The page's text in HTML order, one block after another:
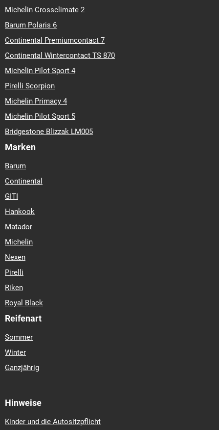
Michelin Crossclimate 2
Barum Polaris 6
Continental Premiumcontact 7
Continental Wintercontact TS 870
Michelin Pilot Sport 4
Pirelli Scorpion
Michelin Primacy 4
Michelin Pilot Sport 5
Bridgestone Blizzak LM005
Marken
Barum
Continental
GITI
Hankook
Matador
Michelin
Nexen
Pirelli
Riken
Royal Black
Reifenart
Sommer
Winter
Ganzjährig
Hinweise
Kinder und die Autositzpflicht